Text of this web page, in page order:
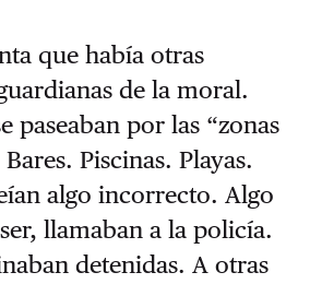
que había otras
de la moral.
paseaban por las “zonas
Piscinas. Playas.
algo incorrecto. Algo
llamaban a la policía.
detenidas. A otras